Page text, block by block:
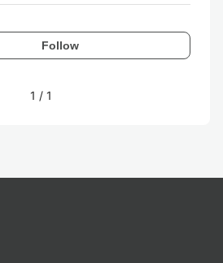
Follow
1 / 1